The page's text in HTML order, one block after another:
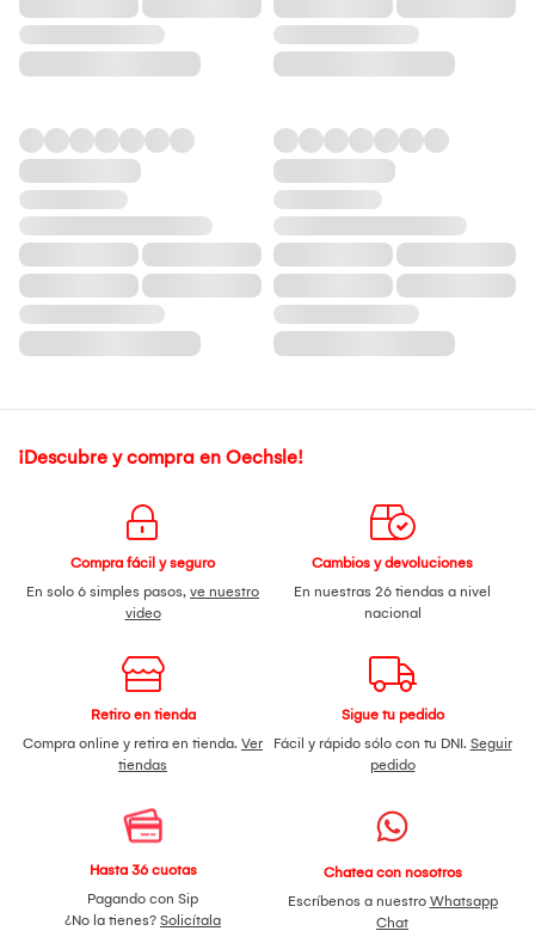
¡Descubre y compra en Oechsle!
Compra fácil y seguro
En solo 6 simples pasos, ve nuestro
video
Cambios y devoluciones
En nuestras 26 tiendas a nivel
nacional
Retiro en tienda
Compra online y retira en tienda. Ver
tiendas
Sigue tu pedido
Fácil y rápido sólo con tu DNI. Seguir
pedido
Hasta 36 cuotas
Pagando con Sip
¿No la tienes? Solicítala
Chatea con nosotros
Escríbenos a nuestro Whatsapp
Chat